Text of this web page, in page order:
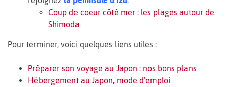
Coup de coeur côté mer : les plages autour de
Shimoda
Pour terminer, voici quelques liens utiles :
Préparer son voyage au Japon : nos bons plans
Hébergement au Japon, mode d’emploi